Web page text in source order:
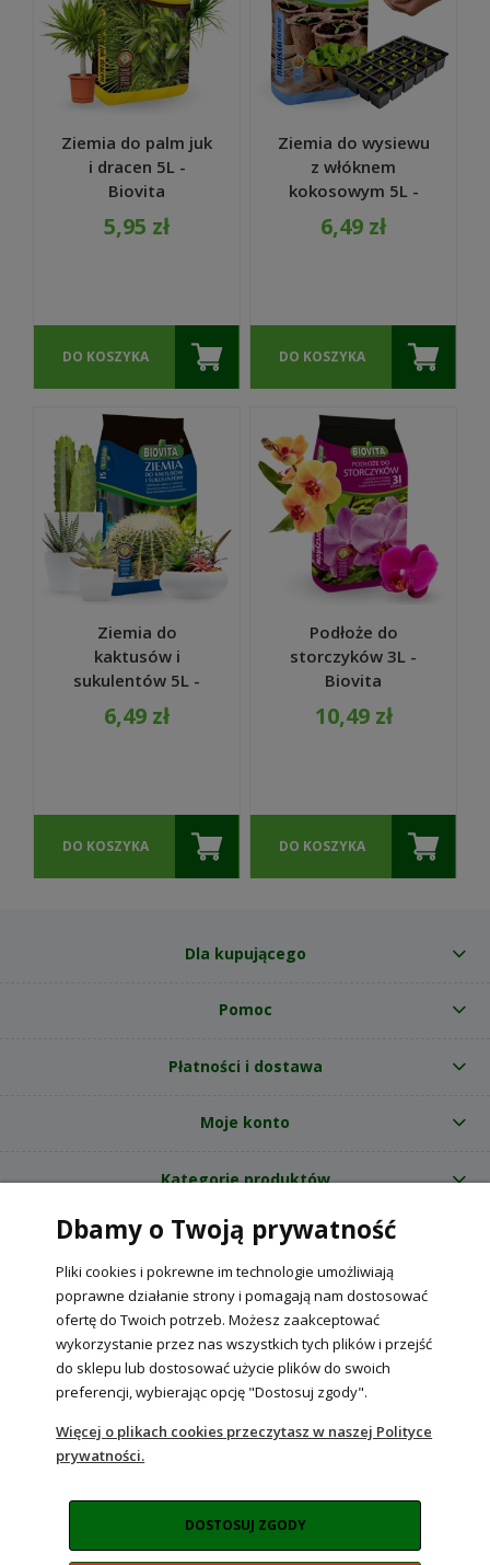
Ziemia do palm juk
i dracen 5L -
Biovita
5,95 zł
DO KOSZYKA
Ziemia do wysiewu
z włóknem
kokosowym 5L -
Biovita
6,49 zł
DO KOSZYKA
Ziemia do
kaktusów i
sukulentów 5L -
Biovita
6,49 zł
DO KOSZYKA
Podłoże do
storczyków 3L -
Biovita
10,49 zł
DO KOSZYKA
Dla kupującego
Pomoc
Płatności i dostawa
Moje konto
Kategorie produktów
O nas
Internetowy sklep ogrodniczy z nasionami RajOgrodnika.pl
NIP: 6090037061, REGON: 260240470 | Czarnca, ul. Tęczowa 31, 29-100
Włoszczowa
POKAŻ PEŁNĄ WERSJĘ STRONY
Sklep internetowy Shoper Premium
Dbamy o Twoją prywatność
Pliki cookies i pokrewne im technologie umożliwiają
poprawne działanie strony i pomagają nam dostosować
ofertę do Twoich potrzeb. Możesz zaakceptować
wykorzystanie przez nas wszystkich tych plików i przejść
do sklepu lub dostosować użycie plików do swoich
preferencji, wybierając opcję "Dostosuj zgody".
Więcej o plikach cookies przeczytasz w naszej Polityce
prywatności.
DOSTOSUJ ZGODY